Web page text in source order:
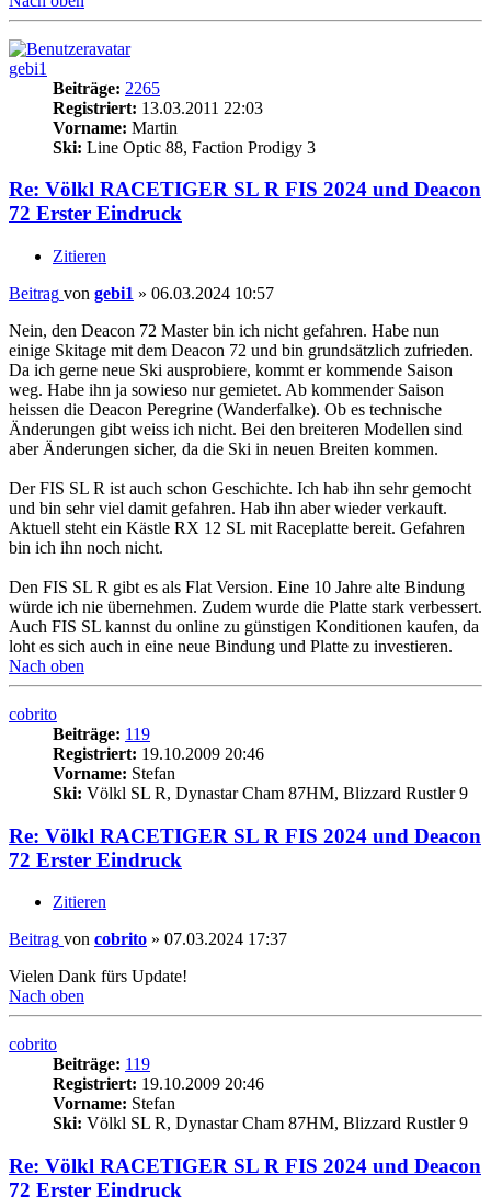
gebi1
Beiträge: 2265
Registriert: 13.03.2011 22:03
Vorname: Martin
Ski: Line Optic 88, Faction Prodigy 3
Re: Völkl RACETIGER SL R FIS 2024 und Deacon
72 Erster Eindruck
Zitieren
Beitrag von gebi1 » 06.03.2024 10:57
Nein, den Deacon 72 Master bin ich nicht gefahren. Habe nun
einige Skitage mit dem Deacon 72 und bin grundsätzlich zufrieden.
Da ich gerne neue Ski ausprobiere, kommt er kommende Saison
weg. Habe ihn ja sowieso nur gemietet. Ab kommender Saison
heissen die Deacon Peregrine (Wanderfalke). Ob es technische
Änderungen gibt weiss ich nicht. Bei den breiteren Modellen sind
aber Änderungen sicher, da die Ski in neuen Breiten kommen.
Der FIS SL R ist auch schon Geschichte. Ich hab ihn sehr gemocht
und bin sehr viel damit gefahren. Hab ihn aber wieder verkauft.
Aktuell steht ein Kästle RX 12 SL mit Raceplatte bereit. Gefahren
bin ich ihn noch nicht.
Den FIS SL R gibt es als Flat Version. Eine 10 Jahre alte Bindung
würde ich nie übernehmen. Zudem wurde die Platte stark verbessert.
Auch FIS SL kannst du online zu günstigen Konditionen kaufen, da
loht es sich auch in eine neue Bindung und Platte zu investieren.
Nach oben
cobrito
Beiträge: 119
Registriert: 19.10.2009 20:46
Vorname: Stefan
Ski: Völkl SL R, Dynastar Cham 87HM, Blizzard Rustler 9
Re: Völkl RACETIGER SL R FIS 2024 und Deacon
72 Erster Eindruck
Zitieren
Beitrag von cobrito » 07.03.2024 17:37
Vielen Dank fürs Update!
Nach oben
cobrito
Beiträge: 119
Registriert: 19.10.2009 20:46
Vorname: Stefan
Ski: Völkl SL R, Dynastar Cham 87HM, Blizzard Rustler 9
Re: Völkl RACETIGER SL R FIS 2024 und Deacon
72 Erster Eindruck